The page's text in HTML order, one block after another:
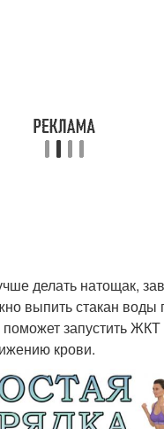
делать натощак,
выпить стакан воды
запустить ЖКТ
крови.